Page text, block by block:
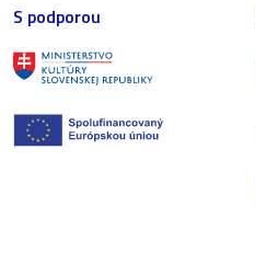
S podporou